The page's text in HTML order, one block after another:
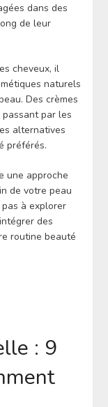
dans des
de leur
cheveux, il
naturels
Des crèmes
par les
alternatives
préférés.
une approche
de votre peau
à explorer
des
routine beauté
: 9